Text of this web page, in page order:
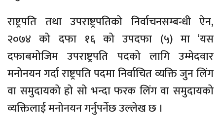
राष्ट्रपति तथा उपराष्ट्रपतिको निर्वाचनसम्बन्धी ऐन,
२०७४ को दफा १६ को उपदफा (५) मा ‘यस
दफाबमोजिम उपराष्ट्रपति पदको लागि उम्मेदवार
मनोनयन गर्दा राष्ट्रपति पदमा निर्वाचित व्यक्ति जुन लिंग
वा समुदायको हो सो भन्दा फरक लिंग वा समुदायको
व्यक्तिलाई मनोनयन गर्नुपर्नेछ उल्लेख छ ।